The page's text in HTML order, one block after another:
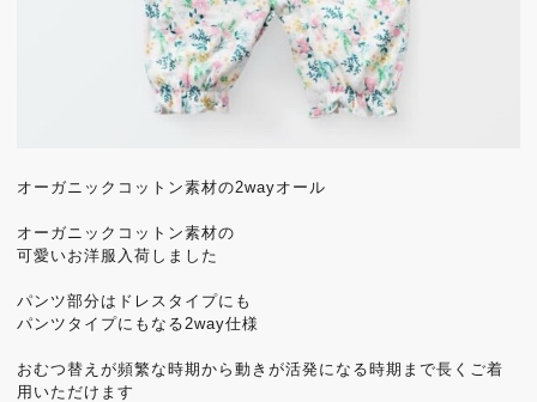
オーガニックコットン素材の2wayオール
オーガニックコットン素材の
可愛いお洋服入荷しました
パンツ部分はドレスタイプにも
パンツタイプにもなる2way仕様
おむつ替えが頻繁な時期から動きが活発になる時期まで長くご着
用いただけます